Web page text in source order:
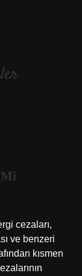
cezaları,
ve benzeri
kısmen